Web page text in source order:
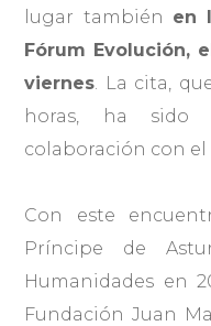
lugar también en
Fórum Evolución,
viernes. La cita,
horas, ha sido
colaboración con
Con este
Príncipe de
Humanidades en
Fundación Juan